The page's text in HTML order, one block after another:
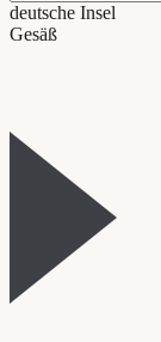
deutsche Insel
Gesäß